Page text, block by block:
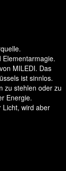
MILEDI. Das
ist sinnlos.
zu stehlen oder zu
Energie.
Licht, wird aber